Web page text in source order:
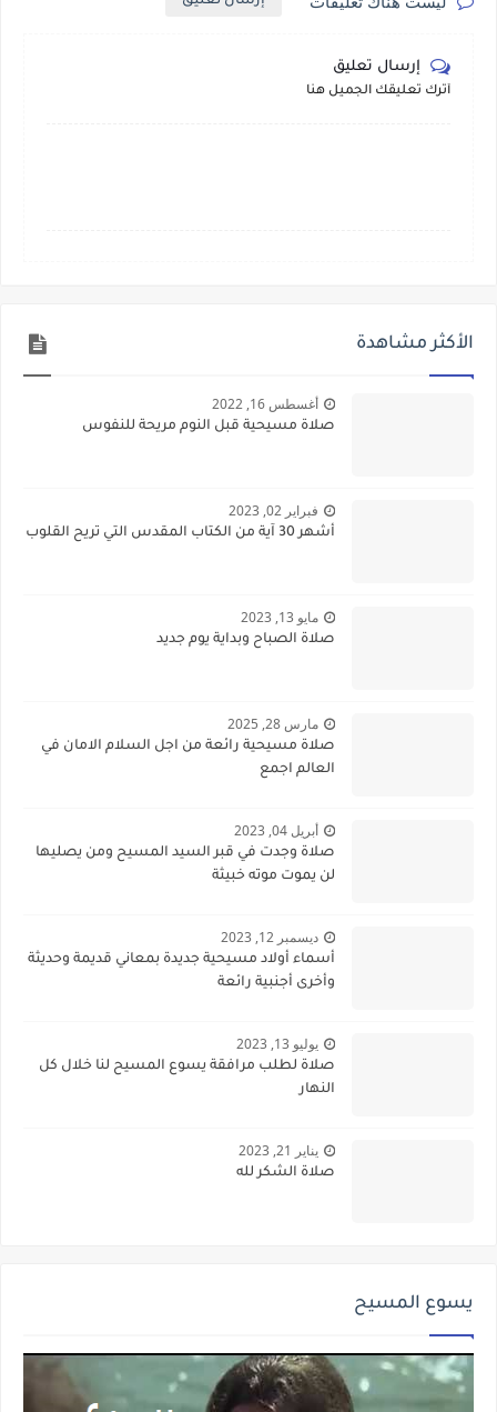
إرسال تعليق
أترك تعليقك الجميل هنا
الأكثر مشاهدة
أغسطس 16, 2022
صلاة مسيحية قبل النوم مريحة للنفوس
فبراير 02, 2023
أشهر 30 آية من الكتاب المقدس التي تريح القلوب
مايو 13, 2023
صلاة الصباح وبداية يوم جديد
مارس 28, 2025
صلاة مسيحية رائعة من اجل السلام الامان في
العالم اجمع
أبريل 04, 2023
صلاة وجدت في قبر السيد المسيح ومن يصليها
لن يموت موته خبيثة
ديسمبر 12, 2023
أسماء أولاد مسيحية جديدة بمعاني قديمة وحديثة
وأخرى أجنبية رائعة
يوليو 13, 2023
صلاة لطلب مرافقة يسوع المسيح لنا خلال كل
النهار
يناير 21, 2023
صلاة الشكر لله
يسوع المسيح